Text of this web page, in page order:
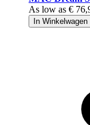
As low as €
In Winkelwagen